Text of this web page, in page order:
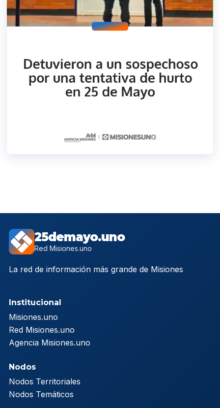
25demayo.uno
Red Misiones.uno
La red de información más grande de Misiones
Institucional
Misiones.uno
Red Misiones.uno
Agencia Misiones.uno
Nodos
Nodos Territoriales
Nodos Temáticos